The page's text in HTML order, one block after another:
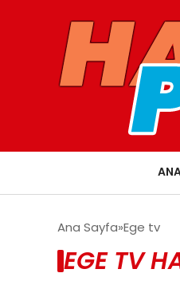
Ana Sayfa Ege tv
EGE TV